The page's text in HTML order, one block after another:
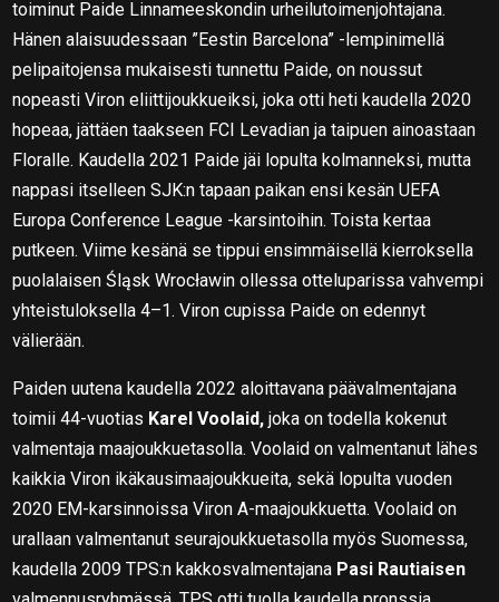
toiminut Paide Linnameeskondin urheilutoimenjohtajana.
Hänen alaisuudessaan ”Eestin Barcelona” -lempinimellä
pelipaitojensa mukaisesti tunnettu Paide, on noussut
nopeasti Viron eliittijoukkueiksi, joka otti heti kaudella 2020
hopeaa, jättäen taakseen FCI Levadian ja taipuen ainoastaan
Floralle. Kaudella 2021 Paide jäi lopulta kolmanneksi, mutta
nappasi itselleen SJK:n tapaan paikan ensi kesän UEFA
Europa Conference League -karsintoihin. Toista kertaa
putkeen. Viime kesänä se tippui ensimmäisellä kierroksella
puolalaisen Śląsk Wrocławin ollessa otteluparissa vahvempi
yhteistuloksella 4–1. Viron cupissa Paide on edennyt
välierään.
Paiden uutena kaudella 2022 aloittavana päävalmentajana
toimii 44-vuotias Karel Voolaid, joka on todella kokenut
valmentaja maajoukkuetasolla. Voolaid on valmentanut lähes
kaikkia Viron ikäkausimaajoukkueita, sekä lopulta vuoden
2020 EM-karsinnoissa Viron A-maajoukkuetta. Voolaid on
urallaan valmentanut seurajoukkuetasolla myös Suomessa,
kaudella 2009 TPS:n kakkosvalmentajana Pasi Rautiaisen